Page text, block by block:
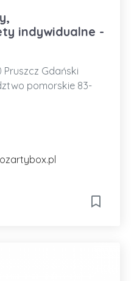
indywidualne -
Gdański
pomorskie 83-